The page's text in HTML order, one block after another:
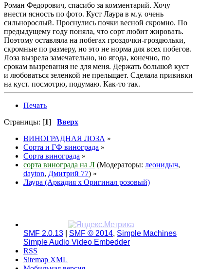
Роман Федорович, спасибо за комментарий. Хочу
внести ясность по фото. Куст Лаура в м.у. очень
сильнорослый. Проснулись почки весной скромно. По
предыдущему году поняла, что сорт любит жировать.
Поэтому оставляла на побегах гроздочки-гроздюльки,
скромные по размеру, но это не норма для всех побегов.
Лоза вызрела замечательно, но ягода, конечно, по
срокам вызревания не для меня. Держать большой куст
и любоваться зеленкой не прельщает. Сделала прививки
на куст. посмотрю, подумаю. Как-то так.
Печать
Страницы: [1] Вверх
ВИНОГРАДНАЯ ЛОЗА »
Сорта и ГФ винограда »
Сорта винограда »
сорта винограда на Л (Модераторы: леонидыч,
dayton, Дмитрий 77) »
Лаура (Аркадия х Оригинал розовый)
SMF 2.0.13 SMF © 2014, Simple Machines
Simple Audio Video Embedder
RSS
Sitemap XML